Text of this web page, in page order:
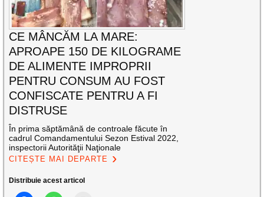
CE MÂNCĂM LA MARE:
APROAPE 150 DE KILOGRAME
DE ALIMENTE IMPROPRII
PENTRU CONSUM AU FOST
CONFISCATE PENTRU A FI
DISTRUSE
În prima săptămână de controale făcute în
cadrul Comandamentului Sezon Estival 2022,
inspectorii Autorităţii Naţionale
CITEȘTE MAI DEPARTE
Distribuie acest articol